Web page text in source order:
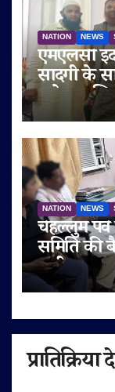
NATION NEWS
एमएलसी
सादगी के
सुनेत्रा
ने दी
NATION NEWS
चेहल्लुम
समिति की
अपील
प्रातिक्रिया दे